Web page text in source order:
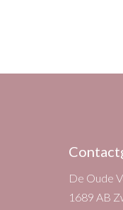
De Oude
1689 AB